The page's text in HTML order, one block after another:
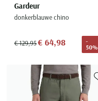
Gardeur
donkerblauwe chino
€ 129,95€ 64,98
-
50%